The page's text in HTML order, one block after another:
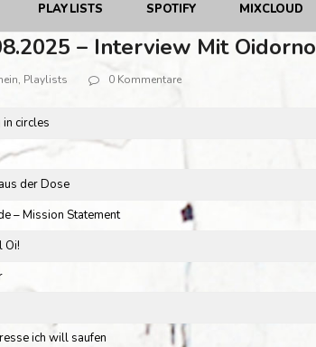
PLAYLISTS SPOTIFY MIXCLOUD
– Interview Mit Oidorno
, Playlists 0 Kommentare
circles
der Dose
– Mission Statement
Oi!
ich will saufen